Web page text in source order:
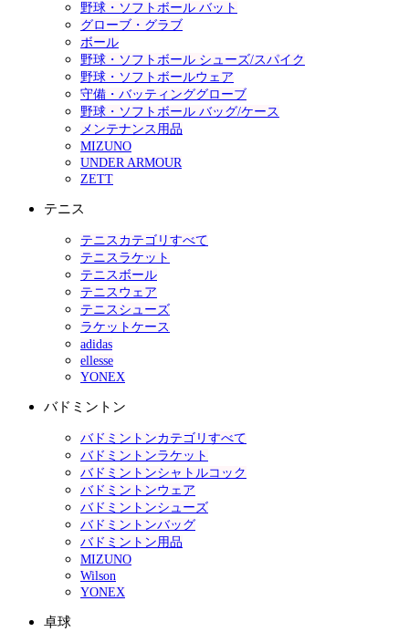
野球・ソフトボール バット
グローブ・グラブ
ボール
野球・ソフトボール シューズ/スパイク
野球・ソフトボールウェア
守備・バッティンググローブ
野球・ソフトボール バッグ/ケース
メンテナンス用品
MIZUNO
UNDER ARMOUR
ZETT
テニス
テニスカテゴリすべて
テニスラケット
テニスボール
テニスウェア
テニスシューズ
ラケットケース
adidas
ellesse
YONEX
バドミントン
バドミントンカテゴリすべて
バドミントンラケット
バドミントンシャトルコック
バドミントンウェア
バドミントンシューズ
バドミントンバッグ
バドミントン用品
MIZUNO
Wilson
YONEX
卓球